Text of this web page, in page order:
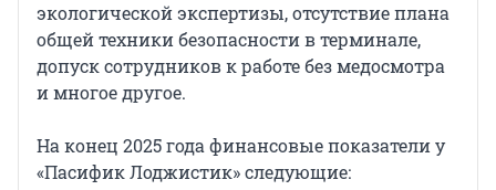
экологической экспертизы, отсутствие плана
общей техники безопасности в терминале,
допуск сотрудников к работе без медосмотра
и многое другое.
На конец 2025 года финансовые показатели у
«Пасифик Лоджистик» следующие: